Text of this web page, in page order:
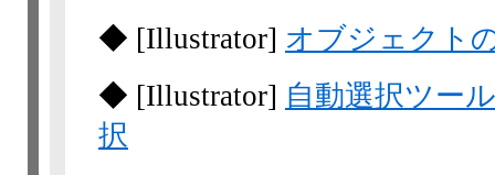
◆ [Illustrator] オブジェクト
◆ [Illustrator] 自動選択ツー
択